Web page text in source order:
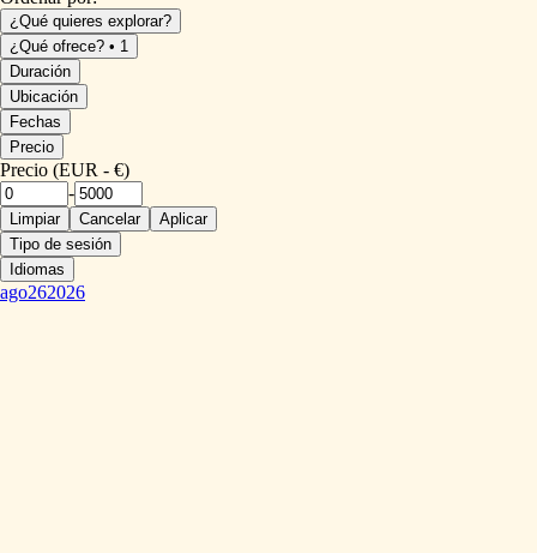
¿Qué quieres explorar?
¿Qué ofrece? • 1
Duración
Ubicación
Fechas
Precio
Precio (EUR - €)
-
Limpiar Cancelar
Aplicar
Tipo de sesión
Idiomas
ago262026